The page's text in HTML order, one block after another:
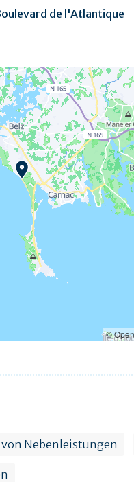
de l'Atlantique
©
Nebenleistungen